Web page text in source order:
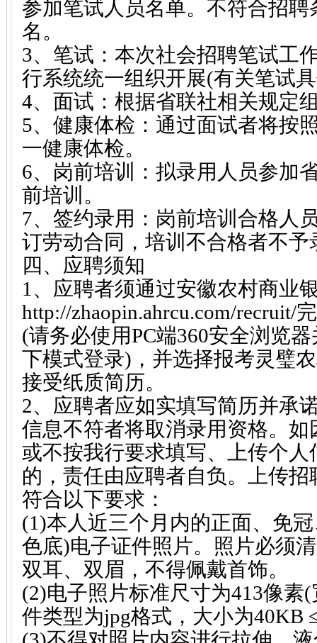
参加笔试人员名单。不符合招
名。
3、笔试：本次社会招聘笔试工
行系统统一组织开展(有关笔试
4、面试：根据省联社相关规定
5、健康体检：通过面试者将按
一健康体检。
6、岗前培训：拟录用人员参加
前培训。
7、签约录用：岗前培训合格人
订劳动合同，培训不合格者不予
四、应聘须知
1、应聘者须通过安徽农村商业
http://zhaopin.ahrcu.com/recruit/
(请务必使用PC端360安全浏览
下模式登录)，并选择报考灵璧
接受纸质简历。
2、应聘者应如实填写简历并承
信息不符者将取消录用资格。
或不按我行要求填写、上传个
的，责任由应聘者自负。上传
符合以下要求：
(1)本人近三个月内的正面、免
色底)电子证件照片。照片必须
双耳、双眉，不得佩戴首饰。
(2)电子照片标准尺寸为413像素
件类型为jpg格式，大小为40KB